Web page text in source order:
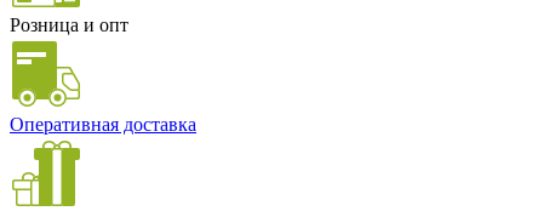
Розница и опт
Оперативная доставка